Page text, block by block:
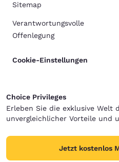
Sitemap
Verantwortungsvolle
Offenlegung
Cookie-Einstellungen
Choice Privileges
Erleben Sie die exklusive Welt
unvergleichlicher Vorteile und
Jetzt kostenlos